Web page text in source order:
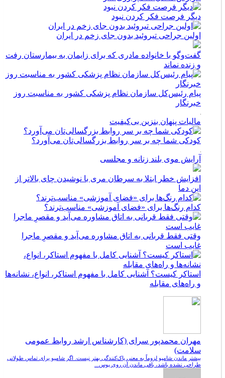
دیگر فرصت فکر کردن نبود
اولین جراحی تیروئید بدون جای زخم در ایران
گفت‌وگو با خانواده مادری که برای زایمان به بیمارستان رفت
و زنده نماند
پیام رئیس‌کل سازمان نظام پزشکی کشور به مناسبت روز
خبرنگار
مالیات پنهان بنزین بی‌کیفیت
کودکی شما چه بر سر روابط بزرگسالی‌تان می‌آورد؟
آرایش موی بلند زنانه و مجلسی
افزایش خطر ابتلا به سرطان مری با نوشیدن چای بالاتر از
این دما
کدام رنگ‌ها برای «فضای آموزشی» مناسب‌ترند؟
وقتی فقط قربانی به اتاق مشاوره می‌آید و مقصرِ ماجرا
غایب است
استاکر کیست؟ آشنایی کامل با مفهوم استاکر، انواع، نشانه‌ها
و راه‌های مقابله
مهران محمدپور سرای (کارشناس ارشد روابط عمومی
سلامت)
بیشتر ماندن شامپو لزوماً به معنی پاک‌کنندگی بهتر نیست. اگر شامپو برای تماس طولانی
طراحی نشده باشد، باقی ماندن آن روی پوس...